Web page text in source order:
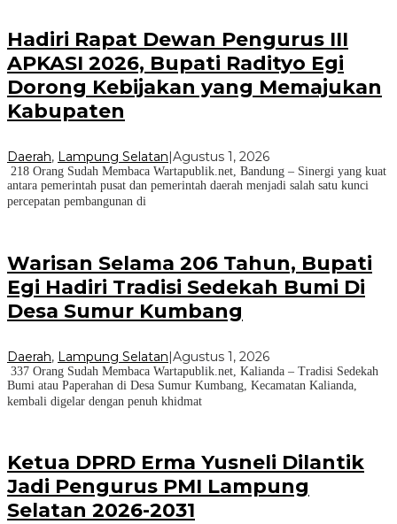
Hadiri Rapat Dewan Pengurus III
APKASI 2026, Bupati Radityo Egi
Dorong Kebijakan yang Memajukan
Kabupaten
Daerah, Lampung Selatan Agustus 1, 2026
218 Orang Sudah Membaca Wartapublik.net, Bandung – Sinergi yang kuat
antara pemerintah pusat dan pemerintah daerah menjadi salah satu kunci
percepatan pembangunan di
Warisan Selama 206 Tahun, Bupati
Egi Hadiri Tradisi Sedekah Bumi Di
Desa Sumur Kumbang
Daerah, Lampung Selatan|Agustus 1, 2026
337 Orang Sudah Membaca Wartapublik.net, Kalianda – Tradisi Sedekah
Bumi atau Paperahan di Desa Sumur Kumbang, Kecamatan Kalianda,
kembali digelar dengan penuh khidmat
Ketua DPRD Erma Yusneli Dilantik
Jadi Pengurus PMI Lampung
Selatan 2026-2031